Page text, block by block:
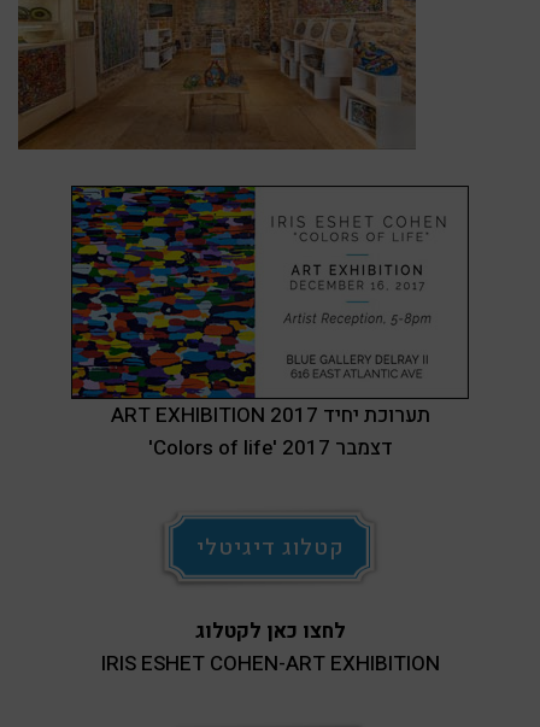
ART EXHIBITION 2017 תערוכת יחיד
'Colors of life' דצמבר 2017
קטלוג דיגיטלי
לחצו כאן לקטלוג
IRIS ESHET COHEN-ART EXHIBITION